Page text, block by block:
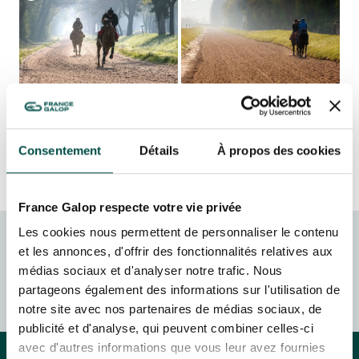
Consentement Détails À propos des cookies
France Galop respecte votre vie privée
Les cookies nous permettent de personnaliser le contenu
et les annonces, d'offrir des fonctionnalités relatives aux
médias sociaux et d'analyser notre trafic. Nous
partageons également des informations sur l'utilisation de
notre site avec nos partenaires de médias sociaux, de
publicité et d'analyse, qui peuvent combiner celles-ci
avec d'autres informations que vous leur avez fournies
L'HIPPODROME EN FAMILLE
LES 48H DE L'OBSTACLE
LES 48H DE L'OBSTACLE
NOËL À DEAUVILLE-LA TOUQUES
NRJ MUSIC TOUR AUX EMIRATES POULES D'ESSAI
NRJ MUSIC TOUR AUX EMIRATES POULES D'ESSAI
LE DÉFI DES HARAS - GRAND STEEPLE-CHASE DE PARIS
QATAR PRIX DU JOCKEY CLUB
QATAR PRIX DU JOCKEY CLUB
PRIX DE DIANE LONGINES
PRIX DE DIANE LONGINES
OH! COURSES
OH! COURSES
GRAND PRIX DE SAINT-CLOUD
S’ABONNER
En cliquant sur s’abonner vous autorisez France Galop à stocker et traiter
votre adresse mail pour vous envoyer ses newsletter ainsi que des
informations concernant France Galop. Vous pourrez à tout moment vous
désabonner en utilisant le lien de désabonnement intégré dans la
newsletter.En savoir plussur la gestion de vos données et vos droits.
FRANCE GALOP - COURSES
HIPPIQUES ET ÉVÉNEMENTS